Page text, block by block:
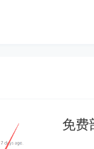
免费